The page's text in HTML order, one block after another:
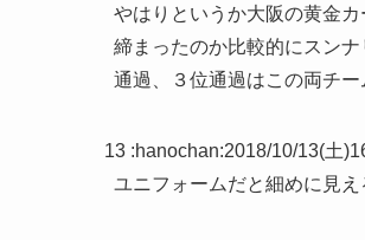
やはりというか大阪の黄金
締まったのか比較的にスン
通過、３位通過はこの両チ
13 :hanochan:2018/10/13(土
ユニフォームだと細めに見